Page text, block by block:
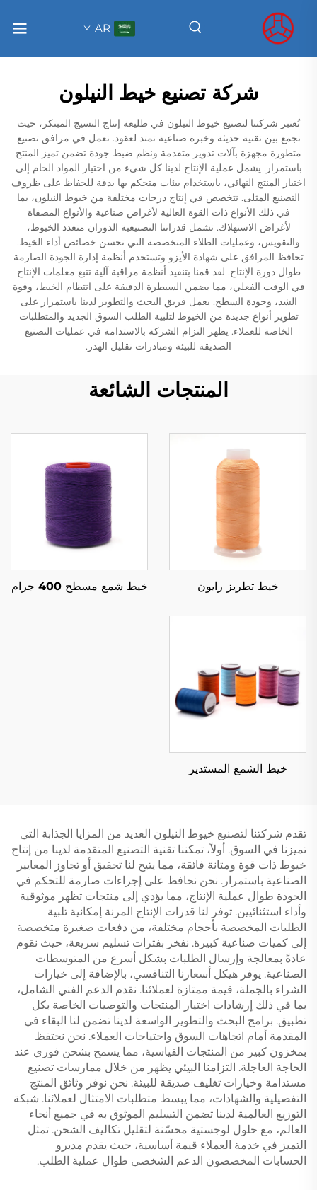
AR
شركة تصنيع خيط النيلون
تُعتبر شركتنا لتصنيع خيوط النيلون في طليعة إنتاج النسيج المبتكر، حيث
نجمع بين تقنية حديثة وخبرة صناعية تمتد لعقود. نعمل في مرافق تصنيع
متطورة مجهزة بآلات تدوير متقدمة ونظم ضبط جودة تضمن تميز المنتج
باستمرار. يشمل عملية الإنتاج لدينا كل شيء من اختيار المواد الخام إلى
اختبار المنتج النهائي، باستخدام بيئات متحكم بها بدقة للحفاظ على ظروف
التصنيع المثلى. نتخصص في إنتاج درجات مختلفة من خيوط النيلون، بما
في ذلك الأنواع ذات القوة العالية لأغراض صناعية والأنواع المصفاة
لأغراض الاستهلاك. تشمل قدراتنا التصنيعية الدوران متعدد الخيوط،
والتقويس، وعمليات الطلاء المتخصصة التي تحسن خصائص أداء الخيط.
تحافظ المرافق على شهادة الأيزو وتستخدم أنظمة إدارة الجودة الصارمة
طوال دورة الإنتاج. لقد قمنا بتنفيذ أنظمة مراقبة آلية تتبع معلمات الإنتاج
في الوقت الفعلي، مما يضمن السيطرة الدقيقة على انتظام الخيط، وقوة
الشد، وجودة السطح. يعمل فريق البحث والتطوير لدينا باستمرار على
تطوير أنواع جديدة من الخيوط لتلبية الطلب السوق الجديد والمتطلبات
الخاصة للعملاء. يظهر التزام الشركة بالاستدامة في عمليات التصنيع
الصديقة للبيئة ومبادرات تقليل الهدر.
المنتجات الشائعة
خيط تطريز رايون خيط شمع مسطح 400 جرام
خيط الشمع المستدير
تقدم شركتنا لتصنيع خيوط النيلون العديد من المزايا الجذابة التي
تميزنا في السوق. أولاً، تمكننا تقنية التصنيع المتقدمة لدينا من إنتاج
خيوط ذات قوة ومتانة فائقة، مما يتيح لنا تحقيق أو تجاوز المعايير
الصناعية باستمرار. نحن نحافظ على إجراءات صارمة للتحكم في
الجودة طوال عملية الإنتاج، مما يؤدي إلى منتجات تظهر موثوقية
وأداء استثنائيين. توفر لنا قدرات الإنتاج المرنة إمكانية تلبية
الطلبات المخصصة بأحجام مختلفة، من دفعات صغيرة متخصصة
إلى كميات صناعية كبيرة. نفخر بفترات تسليم سريعة، حيث نقوم
عادةً بمعالجة وإرسال الطلبات بشكل أسرع من المتوسطات
الصناعية. يوفر هيكل أسعارنا التنافسي، بالإضافة إلى خيارات
الشراء بالجملة، قيمة ممتازة لعملائنا. نقدم الدعم الفني الشامل،
بما في ذلك إرشادات اختيار المنتجات والتوصيات الخاصة بكل
تطبيق. برامج البحث والتطوير الواسعة لدينا تضمن لنا البقاء في
المقدمة أمام اتجاهات السوق واحتياجات العملاء. نحن نحتفظ
بمخزون كبير من المنتجات القياسية، مما يسمح بشحن فوري عند
الحاجة العاجلة. التزامنا البيئي يظهر من خلال ممارسات تصنيع
مستدامة وخيارات تغليف صديقة للبيئة. نحن نوفر وثائق المنتج
التفصيلية والشهادات، مما يبسط متطلبات الامتثال لعملائنا. شبكة
التوزيع العالمية لدينا تضمن التسليم الموثوق به في جميع أنحاء
العالم، مع حلول لوجستية محسّنة لتقليل تكاليف الشحن. تمثل
التميز في خدمة العملاء قيمة أساسية، حيث يقدم مديرو
الحسابات المخصصون الدعم الشخصي طوال عملية الطلب.